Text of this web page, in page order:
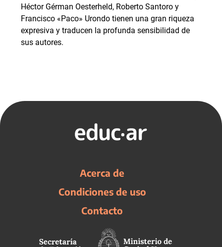
Héctor Gérman Oesterheld, Roberto Santoro y
Francisco «Paco» Urondo tienen una gran riqueza
expresiva y traducen la profunda sensibilidad de
sus autores.
Acerca de
Condiciones de uso
Contacto